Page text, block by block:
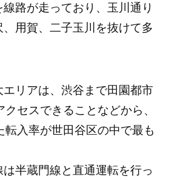
路が走っており、玉川通り
用賀、二子玉川を抜けて多
リアは、渋谷まで田園都市
セスできることなどから、
転入率が世田谷区の中で最も
は半蔵門線と直通運転を行っ